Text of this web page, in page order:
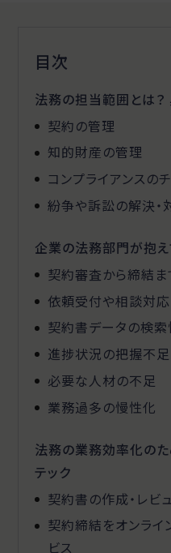
目次
法務の担当範囲とは
契約の管理
知的財産の管理
コンプライアンスの
紛争や訴訟の解決・
企業の法務部門が抱
契約審査から締結
依頼受付や相談対
契約書データの検索
進捗状況の把握不足
必要な人材の不足
業務過多の慢性化
法務の業務効率化の
テック
契約書の作成・レビ
契約締結をオンライ
ビス